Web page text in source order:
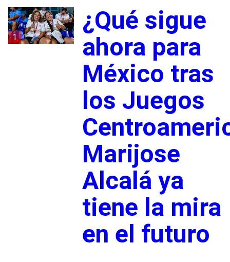
1
¿Qué sigue
ahora para
México tras
los Juegos
Marijose
Alcalá ya
tiene la mira
en el futuro